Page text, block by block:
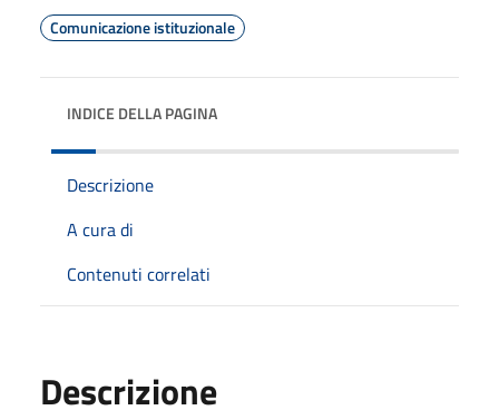
Comunicazione istituzionale
INDICE DELLA PAGINA
Descrizione
A cura di
Contenuti correlati
Descrizione